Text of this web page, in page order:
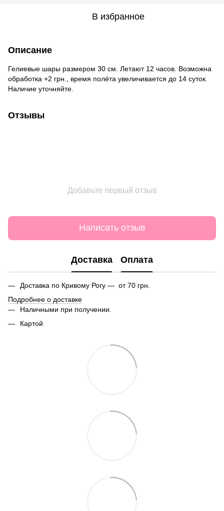
В избранное
Описание
Гелиевые шары размером 30 см. Летают 12 часов. Возможна
обработка +2 грн., время полёта увеличивается до 14 суток.
Наличие уточняйте.
Отзывы
Добавьте первый отзыв
Написать отзыв
Доставка Оплата
Доставка по Кривому Рогу — от 70 грн.
Подробнее о доставке
Наличными при получении.
Картой